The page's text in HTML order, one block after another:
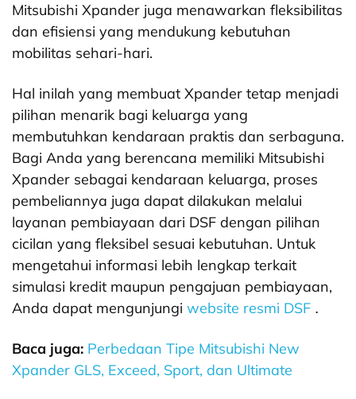
Mitsubishi Xpander juga menawarkan fleksibilitas
dan efisiensi yang mendukung kebutuhan
mobilitas sehari-hari.
Hal inilah yang membuat Xpander tetap menjadi
pilihan menarik bagi keluarga yang
membutuhkan kendaraan praktis dan serbaguna.
Bagi Anda yang berencana memiliki Mitsubishi
Xpander sebagai kendaraan keluarga, proses
pembeliannya juga dapat dilakukan melalui
layanan pembiayaan dari DSF dengan pilihan
cicilan yang fleksibel sesuai kebutuhan. Untuk
mengetahui informasi lebih lengkap terkait
simulasi kredit maupun pengajuan pembiayaan,
Anda dapat mengunjungi website resmi DSF .
Baca juga: Perbedaan Tipe Mitsubishi New
Xpander GLS, Exceed, Sport, dan Ultimate